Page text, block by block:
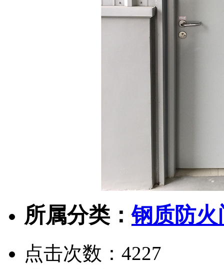
所属分类：钢质防火
点击次数： 4227